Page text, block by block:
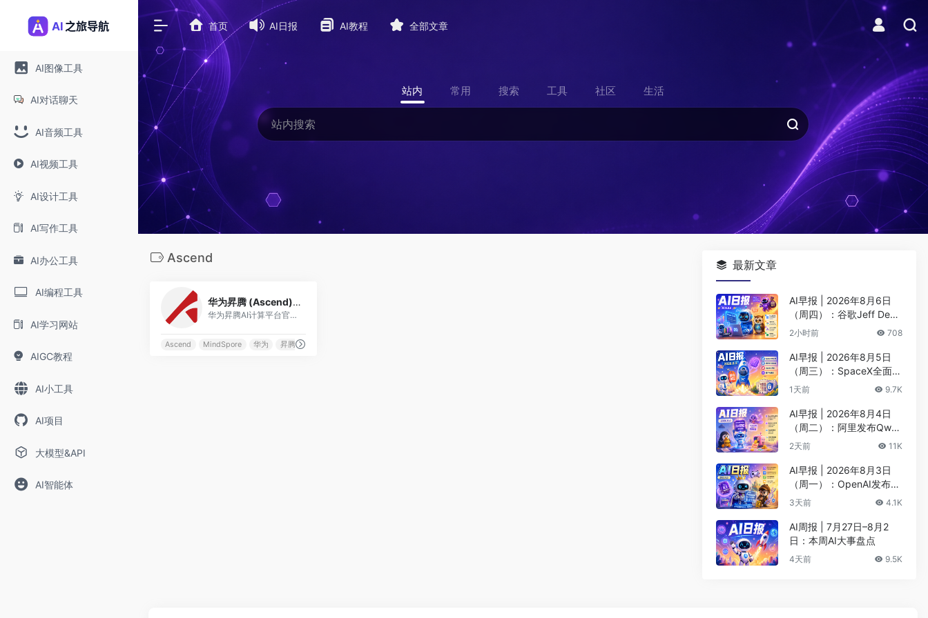
AI图像工具
AI对话聊天
AI音频工具
AI视频工具
AI设计工具
AI写作工具
AI办公工具
AI编程工具
AI学习网站
AIGC教程
AI小工具
AI项目
大模型&API
AI智能体
首页 AI日报 AI教程 全部文章
站内 常用 搜索 工具 社区 生活
Ascend
华为昇腾 (Ascend) AI 学习资源
华为昇腾AI计算平台官方门户，提供CANN、MindSpore全栈AI技术文档、开发者指南和应用案例。
Ascend MindSpore 华为 昇腾
最新文章
AI早报 | 2026年8月6日
（周四）：谷歌Jeff Dean
创办AI科学公司、Meta发
2小时前 708
AI早报 | 2026年8月5日
（周三）：SpaceX全面押
注英伟达布局太空AI、四
1天前 9.7K
AI早报 | 2026年8月4日
（周二）：阿里发布Qwen
3.8-Max旗舰模型、MiniM
2天前 11K
AI早报 | 2026年8月3日
（周一）：OpenAI发布Pr
esence、DNA证据被曝可
一句话生成3D游戏
3天前 4.1K
AI周报 | 7月27日–8月2
日：本周AI大事盘点
4天前 9.5K